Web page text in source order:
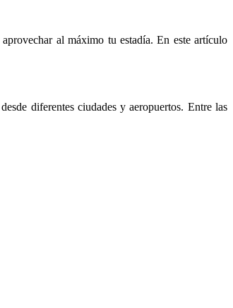
al máximo tu estadía. En este artículo
diferentes ciudades y aeropuertos. Entre las